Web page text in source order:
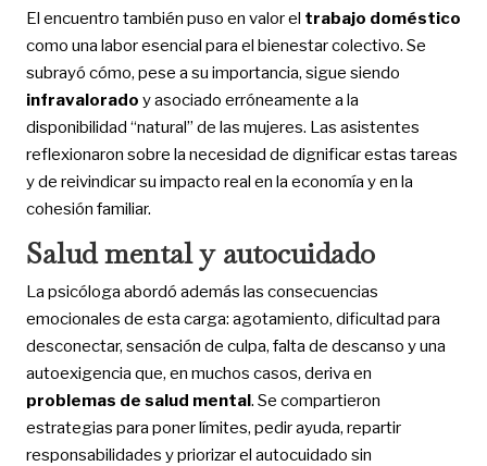
El encuentro también puso en valor el trabajo doméstico
como una labor esencial para el bienestar colectivo. Se
subrayó cómo, pese a su importancia, sigue siendo
infravalorado y asociado erróneamente a la
disponibilidad “natural” de las mujeres. Las asistentes
reflexionaron sobre la necesidad de dignificar estas tareas
y de reivindicar su impacto real en la economía y en la
cohesión familiar.
Salud mental y autocuidado
La psicóloga abordó además las consecuencias
emocionales de esta carga: agotamiento, dificultad para
desconectar, sensación de culpa, falta de descanso y una
autoexigencia que, en muchos casos, deriva en
problemas de salud mental. Se compartieron
estrategias para poner límites, pedir ayuda, repartir
responsabilidades y priorizar el autocuidado sin